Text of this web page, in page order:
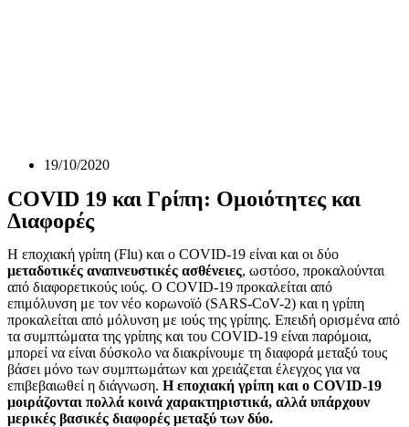
19/10/2020
COVID 19 και Γρίπη: Ομοιότητες και
Διαφορές
Η εποχιακή γρίπη (Flu) και ο COVID-19 είναι και οι δύο
μεταδοτικές αναπνευστικές ασθένειες, ωστόσο, προκαλούνται
από διαφορετικούς ιούς. Ο COVID-19 προκαλείται από
επιμόλυνση με τον νέο κορωνοϊό (SARS-CoV-2) και η γρίπη
προκαλείται από μόλυνση με ιούς της γρίπης. Επειδή ορισμένα από
τα συμπτώματα της γρίπης και του COVID-19 είναι παρόμοια,
μπορεί να είναι δύσκολο να διακρίνουμε τη διαφορά μεταξύ τους
βάσει μόνο των συμπτωμάτων και χρειάζεται έλεγχος για να
επιβεβαιωθεί η διάγνωση. Η εποχιακή γρίπη και ο COVID-19
μοιράζονται πολλά κοινά χαρακτηριστικά, αλλά υπάρχουν
μερικές βασικές διαφορές μεταξύ των δύο.